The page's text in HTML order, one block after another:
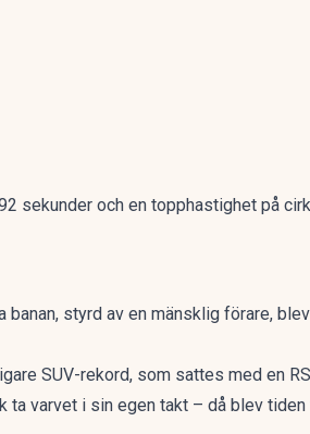
sekunder och en topphastighet på
banan, styrd av en mänsklig förare,
SUV-rekord, som sattes med en
ta varvet i sin egen takt – då blev